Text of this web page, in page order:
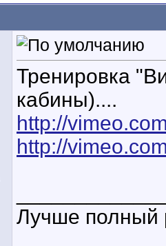
Тренировка
кабины)....
http://
http://
Лучше полный